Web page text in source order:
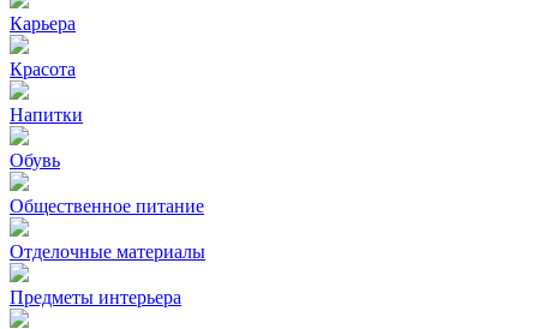
Карьера
Красота
Напитки
Обувь
Общественное питание
Отделочные материалы
Предметы интерьера